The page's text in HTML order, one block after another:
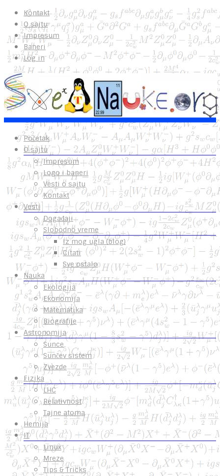
Kontakt
O sajtu
Impresum
Baneri
Log in
Početak
O sajtu
Impresum
Logo i baneri
Vesti o sajtu
Kontakt
Vesti
Događaji
Slobodno vreme
Iz mog ugla (blog)
Citati
Sve ostalo
Nauka
Ekologija
Ekonomija
Matematika
Biografije
Astronomija
Sunce
Sunčev sistem
Zvezde
Fizika
LHC
Relativnost
Tajne atoma
Hemija
IT
Linux
Mreze
Tips & Tricks